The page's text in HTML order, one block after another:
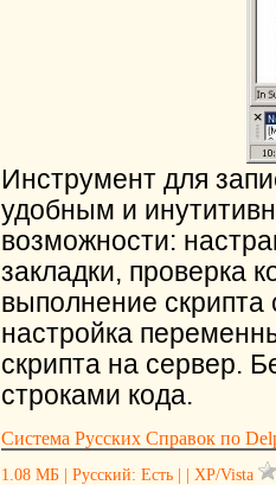
Инструмент для
удобным и
возможности:
закладки, проверка
выполнение скрипта
настройка
скрипта на сервер.
строками кода.
Система Русских Справок по
1.08 МБ | Русский: Есть | | XP/Vista